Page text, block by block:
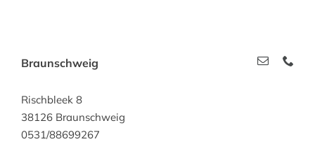
Braunschweig
Rischbleek 8
38126 Braunschweig
0531/88699267